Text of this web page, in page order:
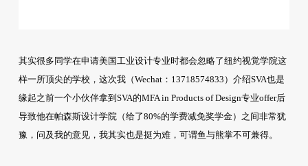
其实很多同学在申请美国工业设计专业时都会忽略了纽约视觉学院这
样一所顶尖的学校，这次我（Wechat：13718574833）介绍SVA也是
缘起之前一个小伙伴拿到SVA的MFA in Products of Design专业offer后
导致他在帕森斯设计学院（给了80%的学费减免奖学金）之间非常犹
豫，问及我的意见，我其实也是挺为难，可谓鱼与熊掌不可兼得。